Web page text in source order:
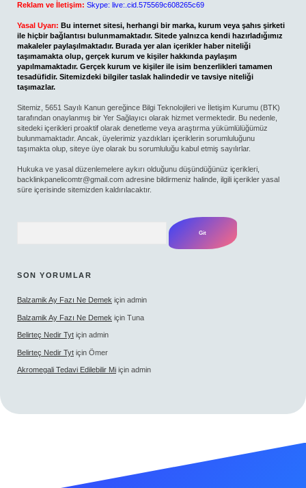
Reklam ve İletişim: Skype: live:.cid.575569c608265c69
Yasal Uyarı: Bu internet sitesi, herhangi bir marka, kurum veya şahıs şirketi
ile hiçbir bağlantısı bulunmamaktadır. Sitede yalnızca kendi hazırladığımız
makaleler paylaşılmaktadır. Burada yer alan içerikler haber niteliği
taşımamakta olup, gerçek kurum ve kişiler hakkında paylaşım
yapılmamaktadır. Gerçek kurum ve kişiler ile isim benzerlikleri tamamen
tesadüfidir. Sitemizdeki bilgiler taslak halindedir ve tavsiye niteliği
taşımazlar.
Sitemiz, 5651 Sayılı Kanun gereğince Bilgi Teknolojileri ve İletişim Kurumu (BTK)
tarafından onaylanmış bir Yer Sağlayıcı olarak hizmet vermektedir. Bu nedenle,
sitedeki içerikleri proaktif olarak denetleme veya araştırma yükümlülüğümüz
bulunmamaktadır. Ancak, üyelerimiz yazdıkları içeriklerin sorumluluğunu
taşımakta olup, siteye üye olarak bu sorumluluğu kabul etmiş sayılırlar.
Hukuka ve yasal düzenlemelere aykırı olduğunu düşündüğünüz içerikleri,
backlinkpanelicomtr@gmail.com adresine bildirmeniz halinde, ilgili içerikler yasal
süre içerisinde sitemizden kaldırılacaktır.
SON YORUMLAR
Balzamik Ay Fazı Ne Demek için admin
Balzamik Ay Fazı Ne Demek için Tuna
Belirteç Nedir Tyt için admin
Belirteç Nedir Tyt için Ömer
Akromegali Tedavi Edilebilir Mi için admin